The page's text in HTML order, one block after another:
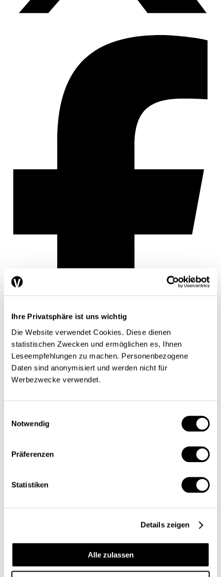
Ihre Privatsphäre ist uns wichtig
Die Website verwendet Cookies. Diese dienen
statistischen Zwecken und ermöglichen es, Ihnen
Leseempfehlungen zu machen. Personenbezogene
Daten sind anonymisiert und werden nicht für
Werbezwecke verwendet.
Notwendig
Präferenzen
Statistiken
Details zeigen
Alle zulassen